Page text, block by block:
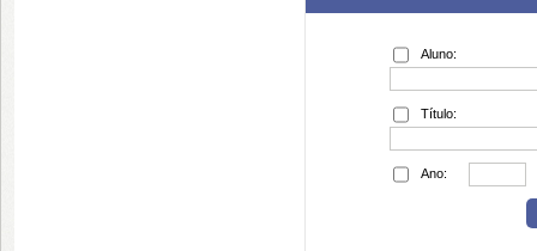
Aluno:
Título:
Ano: